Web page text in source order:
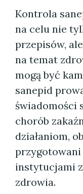
Kontrola
na celu nie
przepisów,
na temat
mogą być
sanepid
świadomości
chorób
działaniom,
przygotowani
instytucjami
zdrowia.